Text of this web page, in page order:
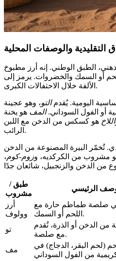
التقليدية والوصفات المحلية
الطبق الوطني. إنه أرز مطبوخ
أو السمك والخضروات. يرمز إلى
الألفة خلال الاحتفالات الكبرى.
اليومية. يُقدمالتو، وهو عجينة
أو الفول السوداني.المف هو يخنة
اللاخ هو كسكس من الدخن مع اللبن
الرائب.
تُخمّر البيرة المصنوعة من الدخن
مشروب من الكركديه، وزوم-كوم،
طبق /
مشروب
الرئيسي
أرز
وولوف
صلصة طماطم حارة مع
اللحم أو السمك.
تو
من الدخن أو الذرة، تُقدم
مع صلصة.
مف
(لحم البقر، الدجاج) في